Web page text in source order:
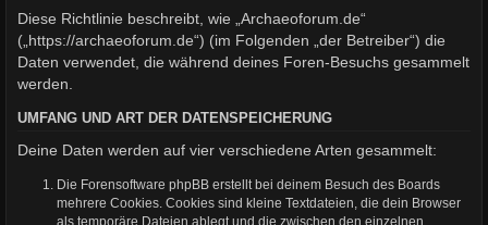
Diese Richtlinie beschreibt, wie „Archaeoforum.de“
(„https://archaeoforum.de“) (im Folgenden „der Betreiber“) die
Daten verwendet, die während deines Foren-Besuchs gesammelt
werden.
UMFANG UND ART DER DATENSPEICHERUNG
Deine Daten werden auf vier verschiedene Arten gesammelt:
Die Forensoftware phpBB erstellt bei deinem Besuch des Boards
mehrere Cookies. Cookies sind kleine Textdateien, die dein Browser
als temporäre Dateien ablegt und die zwischen den einzelnen